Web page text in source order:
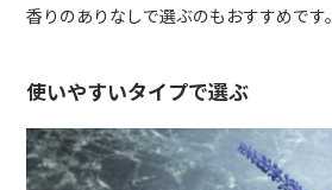
香りのありなしで選ぶのもおすすめです。
使いやすいタイプで選ぶ